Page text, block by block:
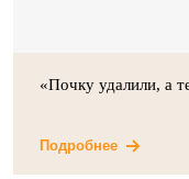
«Почку удалили, а
Подробнее